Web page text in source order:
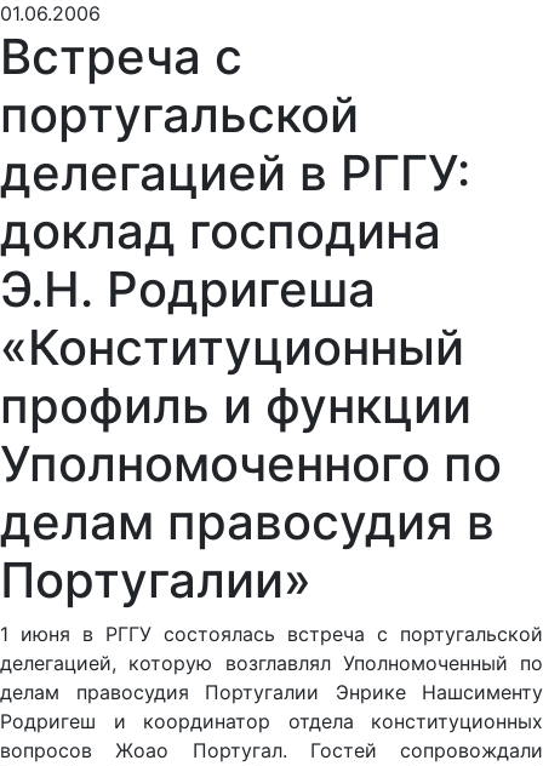
01.06.2006
Встреча с
португальской
делегацией в РГГУ:
доклад господина
Э.Н. Родригеша
«Конституционный
профиль и функции
Уполномоченного по
делам правосудия в
Португалии»
1 июня в РГГУ состоялась встреча с португальской
делегацией, которую возглавлял Уполномоченный по
делам правосудия Португалии Энрике Нашсименту
Родригеш и координатор отдела конституционных
вопросов Жоао Португал. Гостей сопровождали